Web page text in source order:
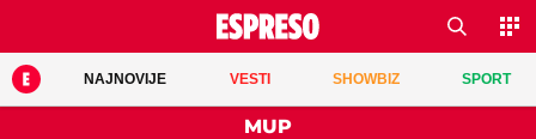
NAJNOVIJE VESTI SHOWBIZ SPORT
MUP